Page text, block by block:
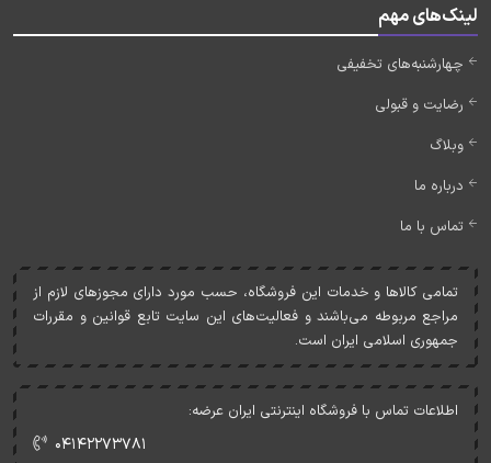
لینک‌های مهم
چهارشنبه‌های تخفیفی
رضایت و قبولی
وبلاگ
درباره ما
تماس با ما
تمامی کالاها و خدمات اين فروشگاه، حسب مورد دارای مجوزهای لازم از
مراجع مربوطه می‌باشند و فعاليت‌های اين سايت تابع قوانين و مقررات
جمهوری اسلامی ايران است.
اطلاعات تماس با فروشگاه اینترنتی ایران عرضه:
۰۴۱۴۲۲۷۳۷۸۱